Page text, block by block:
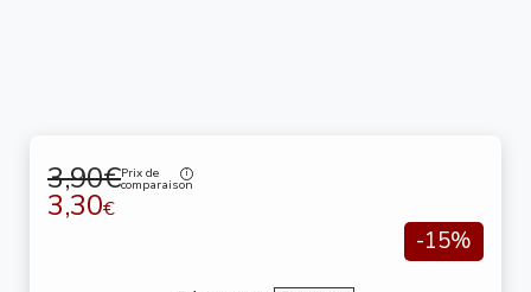
3,90€Prix de
comparaison
3,30€
-15%